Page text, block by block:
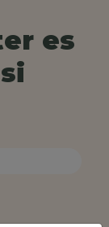
es